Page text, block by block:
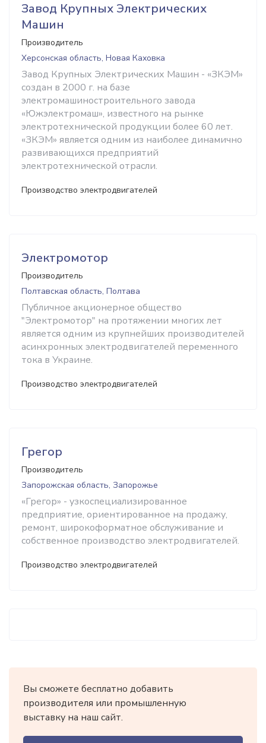
Завод Крупных Электрических
Машин
Производитель
Херсонская область, Новая Каховка
Завод Крупных Электрических Машин - «ЗКЭМ»
создан в 2000 г. на базе
электромашиностроительного завода
«Южэлектромаш», известного на рынке
электротехнической продукции более 60 лет.
«ЗКЭМ» является одним из наиболее динамично
развивающихся предприятий
электротехнической отрасли.
Производство электродвигателей
Электромотор
Производитель
Полтавская область, Полтава
Публичное акционерное общество
"Электромотор" на протяжении многих лет
является одним из крупнейших производителей
асинхронных электродвигателей переменного
тока в Украине.
Производство электродвигателей
Грегор
Производитель
Запорожская область, Запорожье
«Грегор» - узкоспециализированное
предприятие, ориентированное на продажу,
ремонт, широкоформатное обслуживание и
собственное производство электродвигателей.
Производство электродвигателей
Вы сможете бесплатно добавить
производителя или промышленную
выставку на наш сайт.